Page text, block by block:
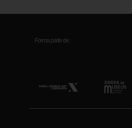
Forma parte de: